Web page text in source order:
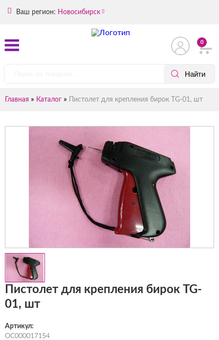
Ваш регион: Новосибирск
0
Главная » Каталог » Пистолет для крепления бирок TG-01, шт
Пистолет для крепления бирок TG-
01, шт
Артикул:
ОС000017154